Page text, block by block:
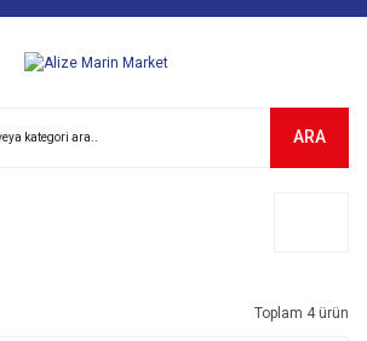
ARA
Toplam 4 ürün